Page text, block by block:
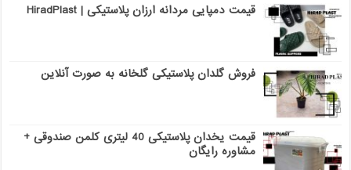
قیمت دمپایی مردانه ارزان پلاستیکی | HiradPlast
فروش گلدان پلاستیکی گلخانه به صورت آنلاین
قیمت یخدان پلاستیکی 40 لیتری کلمن صندوقی +
مشاوره رایگان